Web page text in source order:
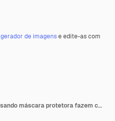
gerador de imagense edite-as com
Mulher jovem e seu filho usando máscara protetora fazem compras em um supermercado